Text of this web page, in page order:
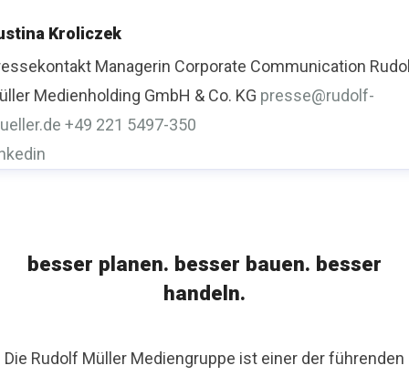
Kroliczek
Managerin Corporate Communication
Medienholding GmbH & Co. KG presse@rudolf-
+49 221 5497-350
besser planen. besser bauen. besser
handeln.
Die Rudolf Müller Mediengruppe ist einer der führenden